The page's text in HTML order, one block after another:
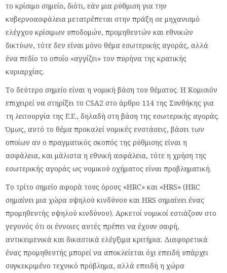
το κρίσιμο σημείο, διότι, εάν μια ρύθμιση για την
κυβερνοασφάλεια μετατρέπεται στην πράξη σε μηχανισμό
ελέγχου κρίσιμων υποδομών, προμηθευτών και εθνικών
δικτύων, τότε δεν είναι μόνο θέμα εσωτερικής αγοράς, αλλά
ένα πεδίο το οποίο «αγγίζει» τον πυρήνα της κρατικής
κυριαρχίας.
Το δεύτερο σημείο είναι η νομική βάση του θέματος. Η Κομισιόν
επιχειρεί να στηρίξει το CSA2 στο άρθρο 114 της Συνθήκης για
τη λειτουργία της Ε.Ε., δηλαδή στη βάση της εσωτερικής αγοράς.
Όμως, αυτό το θέμα προκαλεί νομικές ενστάσεις, βάσει των
οποίων αν ο πραγματικός σκοπός της ρύθμισης είναι η
ασφάλεια, και μάλιστα η εθνική ασφάλεια, τότε η χρήση της
εσωτερικής αγοράς ως νομικού οχήματος είναι προβληματική.
Το τρίτο σημείο αφορά τους όρους «HRC» και «HRS» (HRC
σημαίνει μια χώρα υψηλού κινδύνου και HRS σημαίνει ένας
προμηθευτής υψηλού κινδύνου). Αρκετοί νομικοί εστιάζουν στο
γεγονός ότι οι έννοιες αυτές πρέπει να έχουν σαφή,
αντικειμενικά και δικαστικά ελέγξιμα κριτήρια. Διαφορετικά
ένας προμηθευτής μπορεί να αποκλείεται όχι επειδή υπάρχει
συγκεκριμένο τεχνικό πρόβλημα, αλλά επειδή η χώρα